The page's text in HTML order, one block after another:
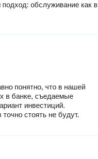
обслуживание как в
понятно, что в нашей
в банке, съедаемые
инвестиций.
стоять не будут.